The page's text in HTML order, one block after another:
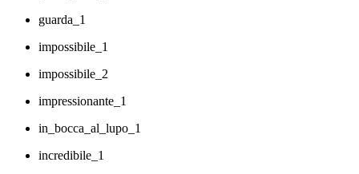
guarda_1
impossibile_1
impossibile_2
impressionante_1
in_bocca_al_lupo_1
incredibile_1